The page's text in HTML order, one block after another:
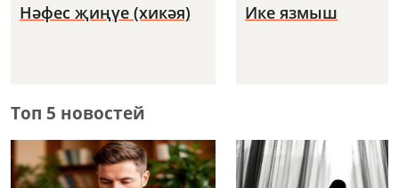
Нәфес җиңүе (хикәя) Ике язмыш
Топ 5 новостей